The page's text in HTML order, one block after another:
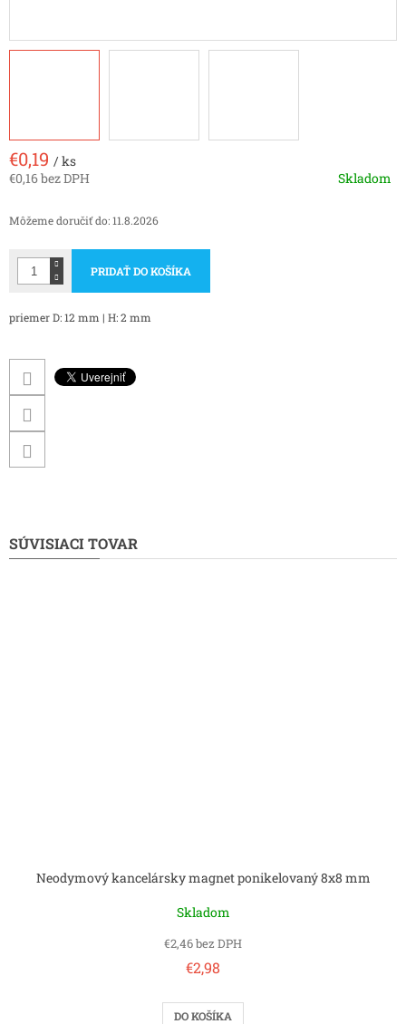
€0,19 / ks
€0,16 bez DPH
cena:
Skladom
Môžeme doručiť do:11.8.2026
PRIDAŤ DO KOŠÍKA
priemer D: 12 mm | H: 2 mm
SÚVISIACI TOVAR
Neodymový kancelársky magnet ponikelovaný 8x8 mm
Skladom
€2,46 bez DPH
€2,98
DO KOŠÍKA